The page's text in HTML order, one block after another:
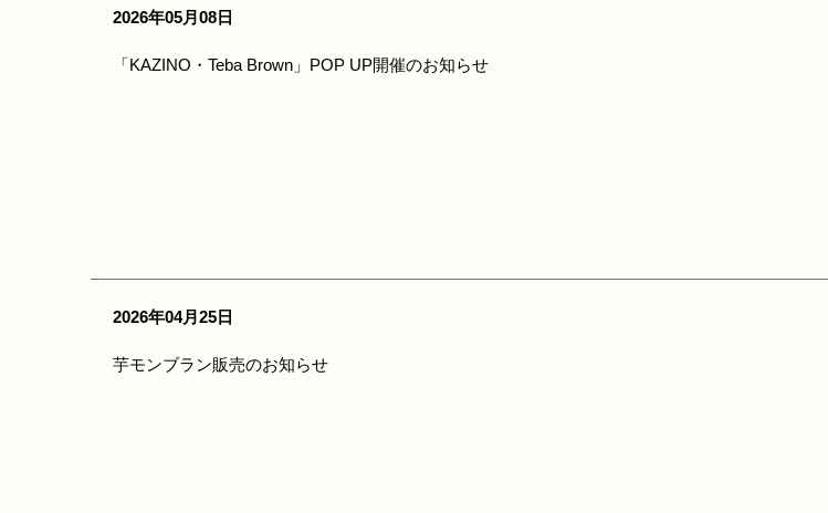
2026年05月08日
「KAZINO・Teba Brown」POP UP開催のお知らせ
2026年04月25日
芋モンブラン販売のお知らせ